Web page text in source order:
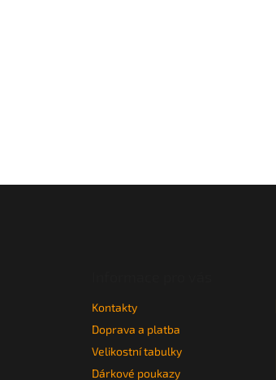
Kontakty
Doprava a platba
Velikostní tabulky
Dárkové poukazy